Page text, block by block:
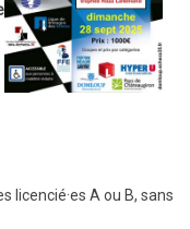
licencié·es A ou B, sans